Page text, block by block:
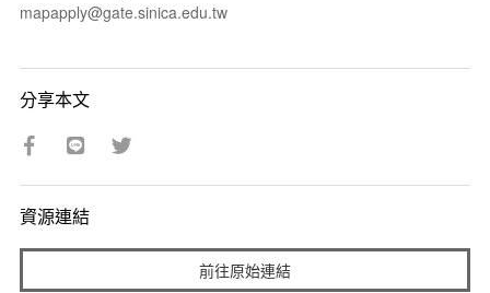
mapapply@gate.sinica.edu.tw
分享本文
資源連結
前往原始連結